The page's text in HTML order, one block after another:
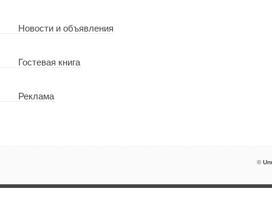
Новости и объявления
Гостевая книга
Реклама
©